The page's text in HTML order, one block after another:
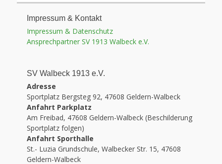
Impressum & Kontakt
Impressum & Datenschutz
Ansprechpartner SV 1913 Walbeck e.V.
SV Walbeck 1913 e.V.
Adresse
Sportplatz Bergsteg 92, 47608 Geldern-Walbeck
Anfahrt Parkplatz
Am Freibad, 47608 Geldern-Walbeck (Beschilderung
Sportplatz folgen)
Anfahrt Sporthalle
St.- Luzia Grundschule, Walbecker Str. 15, 47608
Geldern-Walbeck